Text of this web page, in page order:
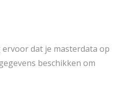
dat je masterdata op
beschikken om